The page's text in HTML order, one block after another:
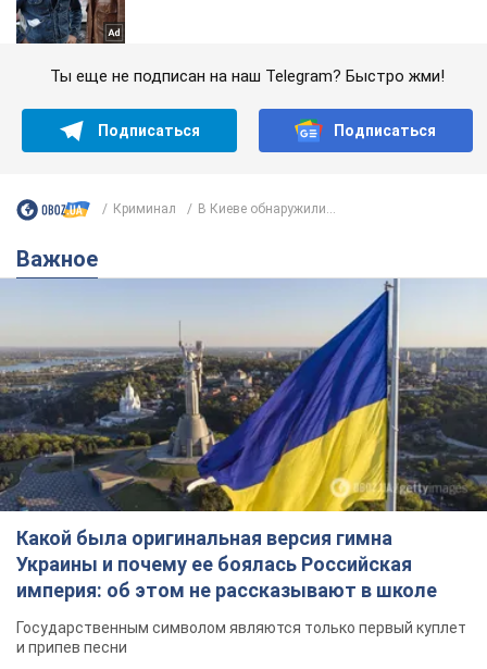
Ты еще не подписан на наш Telegram? Быстро жми!
Подписаться Подписаться
Криминал В Киеве обнаружили...
Важное
Какой была оригинальная версия гимна
Украины и почему ее боялась Российская
империя: об этом не рассказывают в школе
Государственным символом являются только первый куплет
и припев песни